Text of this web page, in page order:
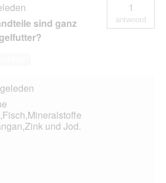
sind ganz
1
antwoord
und Jod.